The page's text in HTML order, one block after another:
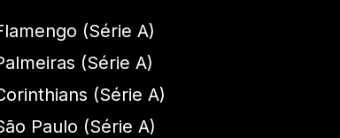
(Série A)
(Série A)
(Série A)
Paulo (Série A)